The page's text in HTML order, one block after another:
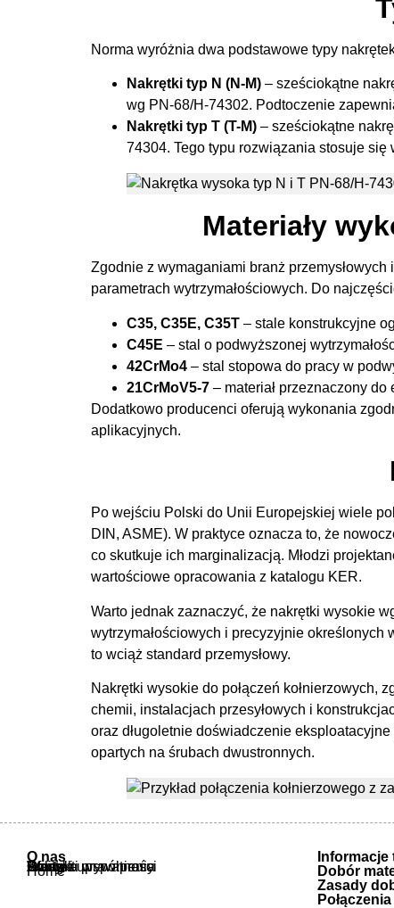
Norma wyróżnia dwa podstawowe typy
Nakrętki typ N (N-M) – sześciokątne
wg PN-68/H-74302. Podtoczenie
Nakrętki typ T (T-M) – sześciokątne
74304. Tego typu rozwiązania stosuje się
Materiały
Zgodnie z wymaganiami branż
parametrach wytrzymałościowych. Do
C35, C35E, C35T – stale konstrukcyjne
C45E – stal o podwyższonej
42CrMo4 – stal stopowa do pracy w
21CrMoV5-7 – materiał przeznaczony
Dodatkowo producenci oferują wykonania
aplikacyjnych.
Po wejściu Polski do Unii Europejskiej wiele
DIN, ASME). W praktyce oznacza to, że
co skutkuje ich marginalizacją. Młodzi
wartościowe opracowania z katalogu KER.
Warto jednak zaznaczyć, że nakrętki wysokie
wytrzymałościowych i precyzyjnie
to wciąż standard przemysłowy.
Nakrętki wysokie do połączeń kołnierzowych,
chemii, instalacjach przesyłowych i
oraz długoletnie doświadczenie
opartych na śrubach dwustronnych.
O nas
Home
O nas
Oferta
Atesty i uprawnienia
Warunki współpracy
Polityka prywatności
Kontakt
Dobór
Zasady